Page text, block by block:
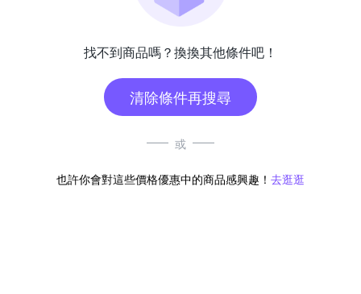
找不到商品嗎？換換其他條件吧！
清除條件再搜尋
或
也許你會對這些價格優惠中的商品感興趣！ 去逛逛